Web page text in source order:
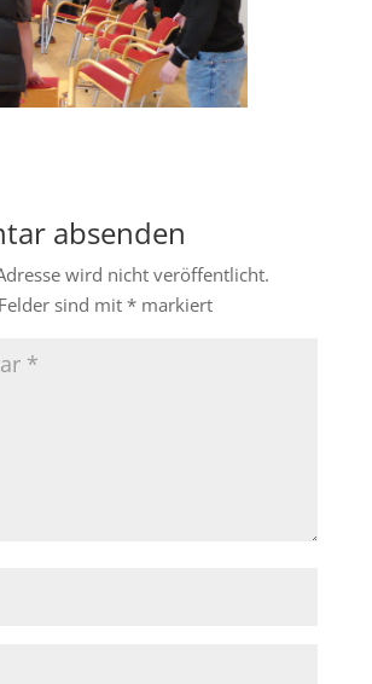
absenden
wird nicht veröffentlicht.
sind mit *markiert